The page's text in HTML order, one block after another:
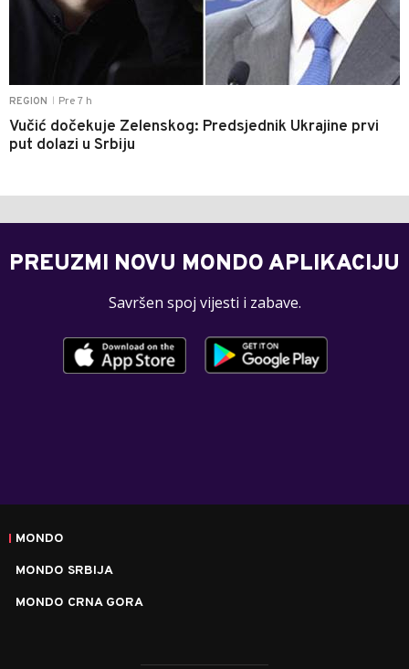
REGION Pre 7 h
Vučić dočekuje Zelenskog: Predsjednik Ukrajine prvi
put dolazi u Srbiju
PREUZMI NOVU MONDO APLIKACIJU
Savršen spoj vijesti i zabave.
MONDO
MONDO SRBIJA
MONDO CRNA GORA